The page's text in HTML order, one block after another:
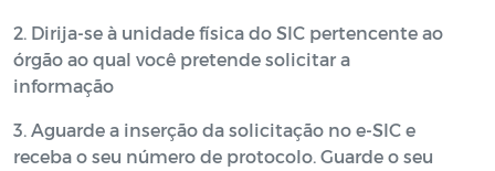
2. Dirija-se à unidade física do SIC pertencente ao
órgão ao qual você pretende solicitar a
informação
3. Aguarde a inserção da solicitação no e-SIC e
receba o seu número de protocolo. Guarde o seu